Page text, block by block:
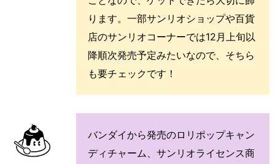
ります。一部サンリオショップや百貨
店のサンリオコーナーでは12月上旬以
降順次発売予定みたいなので、そちら
も要チェックです！
バンダイから発売のロリポップキャン
ディチャーム、サンリオライセンス商